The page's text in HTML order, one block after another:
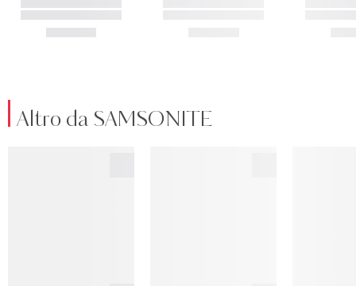
Altro da SAMSONITE